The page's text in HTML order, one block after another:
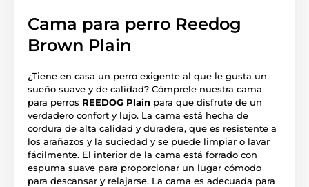
Cama para perro Reedog
Brown Plain
¿Tiene en casa un perro exigente al que le gusta un
sueño suave y de calidad? Cómprele nuestra cama
para perros REEDOG Plain para que disfrute de un
verdadero confort y lujo. La cama está hecha de
cordura de alta calidad y duradera, que es resistente a
los arañazos y la suciedad y se puede limpiar o lavar
fácilmente. El interior de la cama está forrado con
espuma suave para proporcionar un lugar cómodo
para descansar y relajarse. La cama es adecuada para